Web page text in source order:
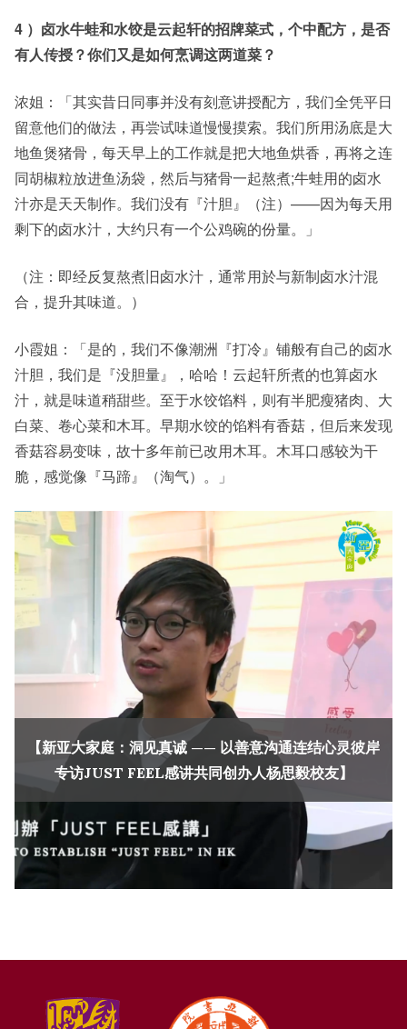
4 ）卤水牛蛙和水饺是云起轩的招牌菜式，个中配方，是否
有人传授？你们又是如何烹调这两道菜？
浓姐：「其实昔日同事并没有刻意讲授配方，我们全凭平日
留意他们的做法，再尝试味道慢慢摸索。我们所用汤底是大
地鱼煲猪骨，每天早上的工作就是把大地鱼烘香，再将之连
同胡椒粒放进鱼汤袋，然后与猪骨一起熬煮;牛蛙用的卤水
汁亦是天天制作。我们没有『汁胆』（注）——因为每天用
剩下的卤水汁，大约只有一个公鸡碗的份量。」
（注：即经反复熬煮旧卤水汁，通常用於与新制卤水汁混
合，提升其味道。）
小霞姐：「是的，我们不像潮洲『打冷』铺般有自己的卤水
汁胆，我们是『没胆量』，哈哈！云起轩所煮的也算卤水
汁，就是味道稍甜些。至于水饺馅料，则有半肥瘦猪肉、大
白菜、卷心菜和木耳。早期水饺的馅料有香菇，但后来发现
香菇容易变味，故十多年前已改用木耳。木耳口感较为干
脆，感觉像『马蹄』（淘气）。」
【新亚大家庭：洞见真诚 —— 以善意沟通连结心灵彼岸
专访JUST FEEL感讲共同创办人杨思毅校友】